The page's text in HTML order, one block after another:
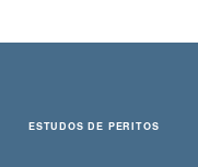
ESTUDOS DE PERITOS